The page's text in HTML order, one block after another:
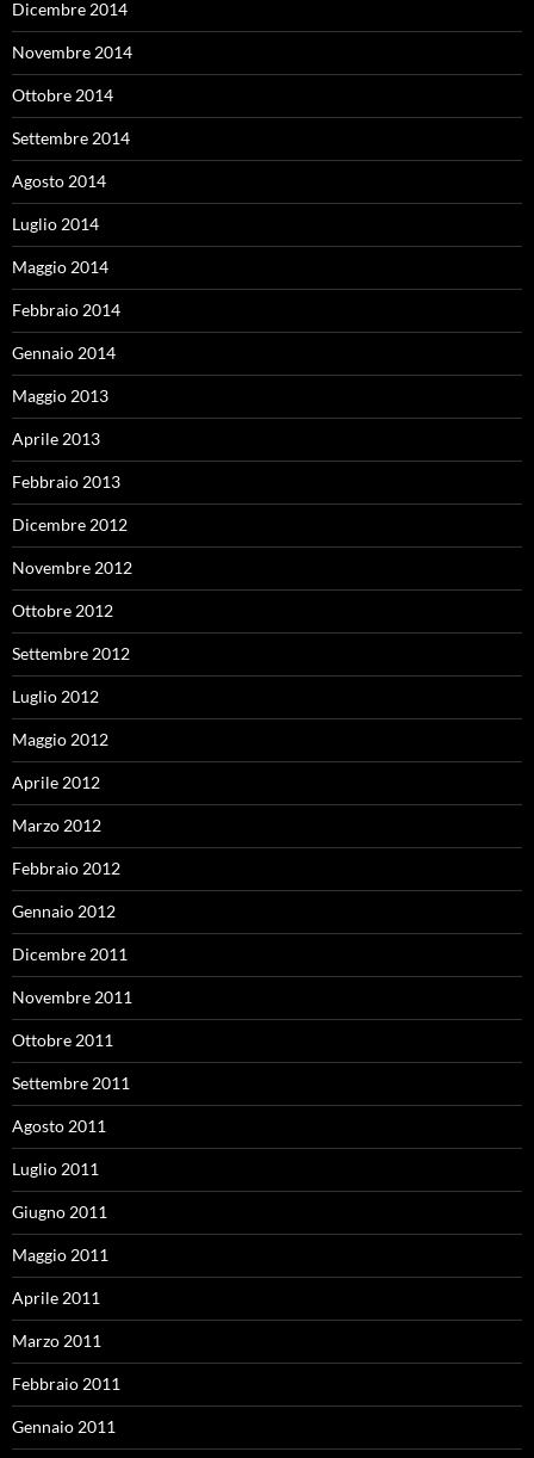
Dicembre 2014
Novembre 2014
Ottobre 2014
Settembre 2014
Agosto 2014
Luglio 2014
Maggio 2014
Febbraio 2014
Gennaio 2014
Maggio 2013
Aprile 2013
Febbraio 2013
Dicembre 2012
Novembre 2012
Ottobre 2012
Settembre 2012
Luglio 2012
Maggio 2012
Aprile 2012
Marzo 2012
Febbraio 2012
Gennaio 2012
Dicembre 2011
Novembre 2011
Ottobre 2011
Settembre 2011
Agosto 2011
Luglio 2011
Giugno 2011
Maggio 2011
Aprile 2011
Marzo 2011
Febbraio 2011
Gennaio 2011